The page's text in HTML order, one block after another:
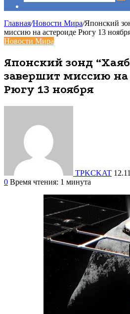
Главная/Новости Мира/Японский
миссию на астероиде Рюгу 13
Новости Мира
Японский зонд
завершит миссию на
Рюгу 13 ноября
TPKCKAT
0 Время чтения: 1 минута